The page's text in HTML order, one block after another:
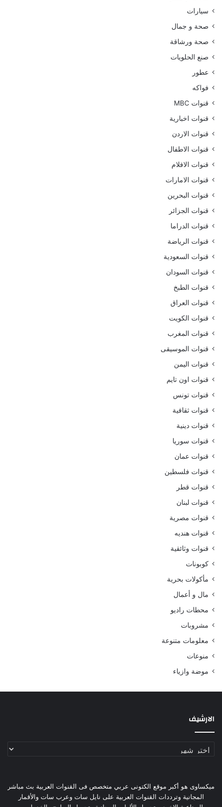
سيارات
صحة و جمال
صحة ورشاقة
صنع الحلويات
عطور
فواكه
قنوات MBC
قنوات اخبارية
قنوات الاردن
قنوات الاطفال
قنوات الافلام
قنوات الامارات
قنوات البحرين
قنوات الجزائر
قنوات الدراما
قنوات الرياضة
قنوات السعودية
قنوات السودان
قنوات الطبخ
قنوات العراق
قنوات الكويت
قنوات المغرب
قنوات الموسيقى
قنوات اليمن
قنوات اون تايم
قنوات تونس
قنوات ثقافية
قنوات دينية
قنوات سوريا
قنوات عمان
قنوات فلسطين
قنوات قطر
قنوات لبنان
قنوات مصرية
قنوات هنديه
قنوات وثائقية
كوبونات
مأكولات بحرية
مال و أعمال
محطات راديو
مشروبات
معلومات متنوعة
منوعات
موضة وازياء
الارشيف
الارشيف
ميكساوى هو أكبر موقع الكتونى عربي متخصص فى القنوات العربية بث مباشر
المجانية وترددات القنوات العربية على نايل سات وعرب سات والأقمار